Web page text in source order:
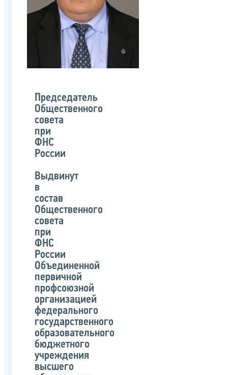
Председатель
Общественного
совета
при
ФНС
России
Выдвинут
в
состав
Общественного
совета
при
ФНС
России
Объединенной
первичной
профсоюзной
организацией
федерального
государственного
образовательного
бюджетного
учреждения
высшего